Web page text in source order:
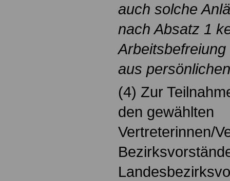
auch solche
nach Absatz 1
aus
(4) Zur
den gewählten
Vertreterinnen/